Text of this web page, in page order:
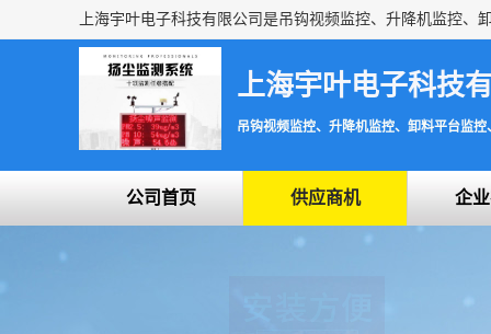
上海宇叶电子科技
吊钩视频监控、升降机监控、卸料平台监
公司首页 供应商机 企